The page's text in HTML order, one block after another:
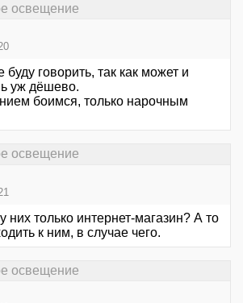
освещение
говорить, так как может и
уж дёшево.
боимся, только нарочным
освещение
только интернет-магазин? А то
к ним, в случае чего.
освещение